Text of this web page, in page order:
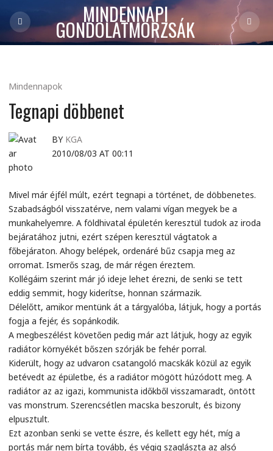
MINDENNAPI
GONDOLATMORZSÁK
Mindennapok
Tegnapi döbbenet
BY KGA
2010/08/03 AT 00:11
Mivel már éjfél múlt, ezért tegnapi a történet, de döbbenetes.
Szabadságból visszatérve, nem valami vígan megyek be a
munkahelyemre. A földhivatal épületén keresztül tudok az iroda
bejáratához jutni, ezért szépen keresztül vágtatok a
főbejáraton. Ahogy belépek, ordenáré bűz csapja meg az
orromat. Ismerős szag, de már régen éreztem.
Kollégáim szerint már jó ideje lehet érezni, de senki se tett
eddig semmit, hogy kiderítse, honnan származik.
Délelőtt, amikor mentünk át a tárgyalóba, látjuk, hogy a portás
fogja a fejér, és sopánkodik.
A megbeszélést követően pedig már azt látjuk, hogy az egyik
radiátor környékét bőszen szórják be fehér porral.
Kiderült, hogy az udvaron csatangoló macskák közül az egyik
betévedt az épületbe, és a radiátor mögött húzódott meg. A
radiátor az az igazi, kommunista időkből visszamaradt, öntött
vas monstrum. Szerencsétlen macska beszorult, és bizony
elpusztult.
Ezt azonban senki se vette észre, és kellett egy hét, míg a
portás már nem bírta tovább, és végig szaglászta az alsó